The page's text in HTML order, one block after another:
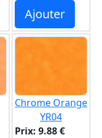
Ajouter
Chrome Orange
YR04
Prix: 9.88 €